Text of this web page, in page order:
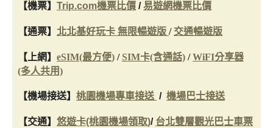
【機票】 Trip.com機票比價 /易遊網機票比價
【通票】 北北基好玩卡 無限暢遊版 / 交通暢遊版
【上網】 eSIM(最方便) / SIM卡(含通話) /WiFI分享器
(多人共用)
【機場接送】 桃園機場專車接送 / 機場巴士接送
【交通】 悠遊卡(桃園機場領取)/ 台北雙層觀光巴士車票